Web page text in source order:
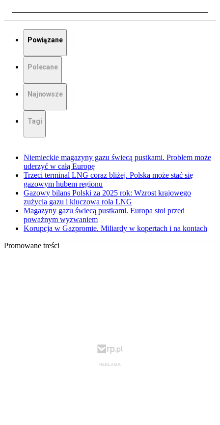
Powiązane
Polecane
Najnowsze
Tagi
Niemieckie magazyny gazu świecą pustkami. Problem może
uderzyć w całą Europę
Trzeci terminal LNG coraz bliżej. Polska może stać się
gazowym hubem regionu
Gazowy bilans Polski za 2025 rok: Wzrost krajowego
zużycia gazu i kluczowa rola LNG
Magazyny gazu świecą pustkami. Europa stoi przed
poważnym wyzwaniem
Korupcja w Gazpromie. Miliardy w kopertach i na kontach
Promowane treści